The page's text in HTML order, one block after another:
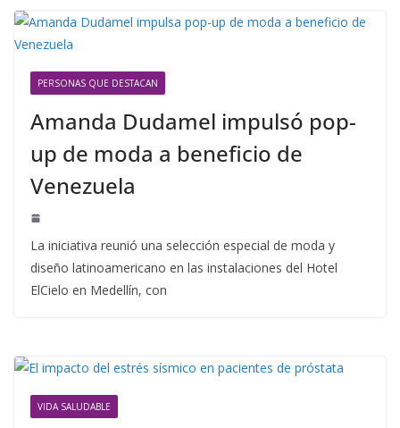
PERSONAS QUE DESTACAN
Amanda Dudamel impulsó pop-
up de moda a beneficio de
Venezuela
La iniciativa reunió una selección especial de moda y
diseño latinoamericano en las instalaciones del Hotel
ElCielo en Medellín, con
VIDA SALUDABLE